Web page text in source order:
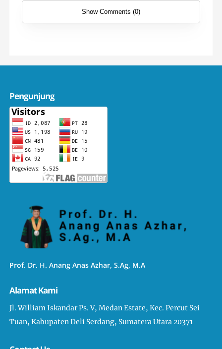
Show Comments (0)
Pengunjung
Prof. Dr. H. Anang Anas Azhar, S.Ag, M.A
Alamat Kami
Jl. William Iskandar Ps. V, Medan Estate, Kec. Percut Sei
Tuan, Kabupaten Deli Serdang, Sumatera Utara 20371